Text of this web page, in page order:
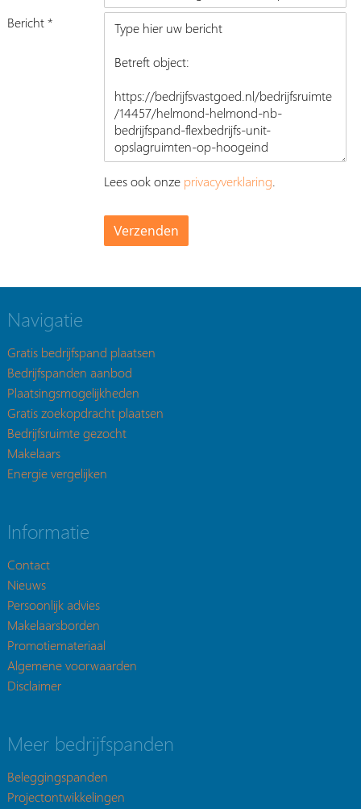
Bericht *
Lees ook onze privacyverklaring
Navigatie
Gratis bedrijfspand plaatsen
Bedrijfspanden aanbod
Plaatsingsmogelijkheden
Gratis zoekopdracht plaatsen
Bedrijfsruimte gezocht
Makelaars
Energie vergelijken
Informatie
Contact
Nieuws
Persoonlijk advies
Makelaarsborden
Promotiemateriaal
Algemene voorwaarden
Disclaimer
Meer bedrijfspanden
Beleggingspanden
Projectontwikkelingen